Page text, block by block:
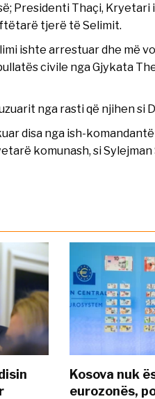
Presidenti Thaçi, Kryetari
tjerë të Selimit.
ishte arrestuar dhe më
civile nga Gjykata
nga rasti që njihen si
disa nga ish-
komunash, si Sylejman
Kosova nuk
eurozonës,